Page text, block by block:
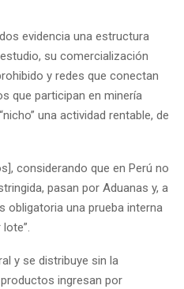
evidencia una estructura
su comercialización
y redes que conectan
que participan en minería
una actividad rentable, de
considerando que en Perú no
pasan por Aduanas y, a
obligatoria una prueba interna
y se distribuye sin la
ingresan por